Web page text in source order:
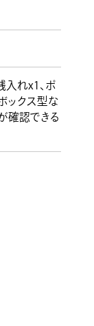
入れx1、ポ
ックス型な
確認できる